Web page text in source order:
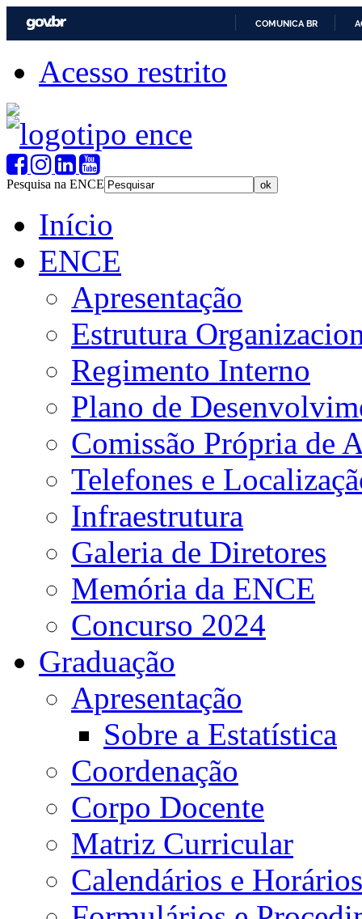
COMUNICA BR
Acesso restrito
Pesquisa na ENCE
Início
ENCE
Apresentação
Estrutura
Regimento Interno
Plano de
Comissão Própria de
Telefones e
Infraestrutura
Galeria de Diretores
Memória da ENCE
Concurso 2024
Graduação
Apresentação
Sobre a Estatística
Coordenação
Corpo Docente
Matriz Curricular
Calendários e Horários